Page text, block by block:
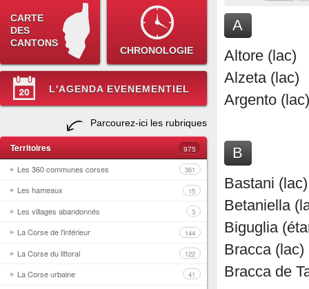
CARTE
DES
CANTONS
CHRONOLOGIE
L'AGENDA EVENEMENTIEL
Parcourez-ici les rubriques
Territoires 975
Les 360 communes corses 361
Les hameaux 15
Les villages abandonnés 3
La Corse de l'intérieur 144
La Corse du littoral 122
La Corse urbaine 41
A
Altore (lac)
Alzeta (lac)
Argento (lac)
B
Bastani (lac)
Betaniella
Biguglia
Bracca (lac)
Bracca de